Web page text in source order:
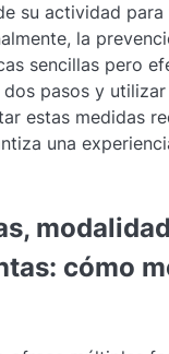
su actividad
la
sencillas pero
pasos y
estas medidas
una
cómo